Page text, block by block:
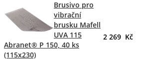
Brusivo pro
vibrační
brusku Mafell
UVA 115
Abranet® P 150, 40 ks
(115x230)
2 269 Kč